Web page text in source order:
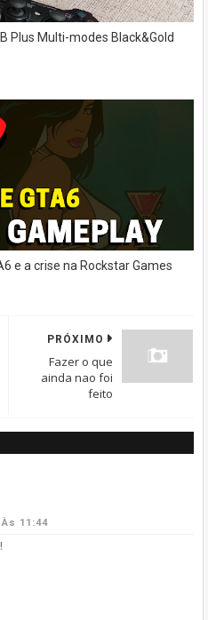
Plus Multi-modes Black&Gold
e a crise na Rockstar Games
PRÓXIMO
Fazer o que
ainda nao foi
feito
11:44